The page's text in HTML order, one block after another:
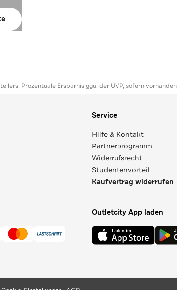
Prozentuale Ersparnis ggü. der UVP, sofern vorhanden
Service
Hilfe & Kontakt
Partnerprogramm
Widerrufsrecht
Studentenvorteil
Kaufvertrag widerrufen
Outletcity App laden